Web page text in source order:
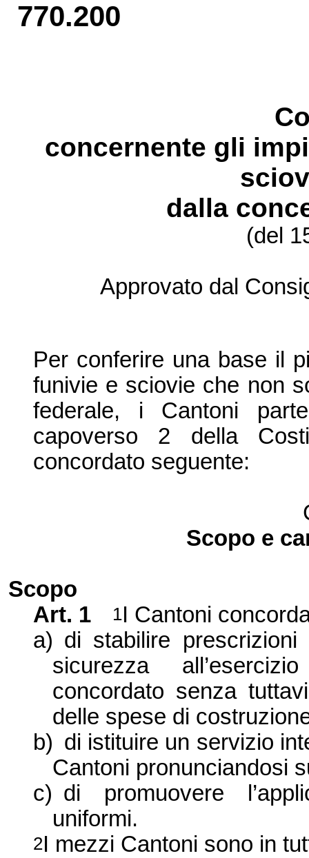
770.200
concernente gli
dalla
(del
Approvato dal
Per conferire una base il
funivie e sciovie che non
federale, i Cantoni
capoverso 2 della
concordato seguente:
Scopo e
Scopo
Art. 1
1I Cantoni
a) di stabilire
sicurezza
concordato senza
delle spese di
b) di istituire un servizio
Cantoni pronunciandosi
c) di promuovere
uniformi.
2I mezzi Cantoni sono in